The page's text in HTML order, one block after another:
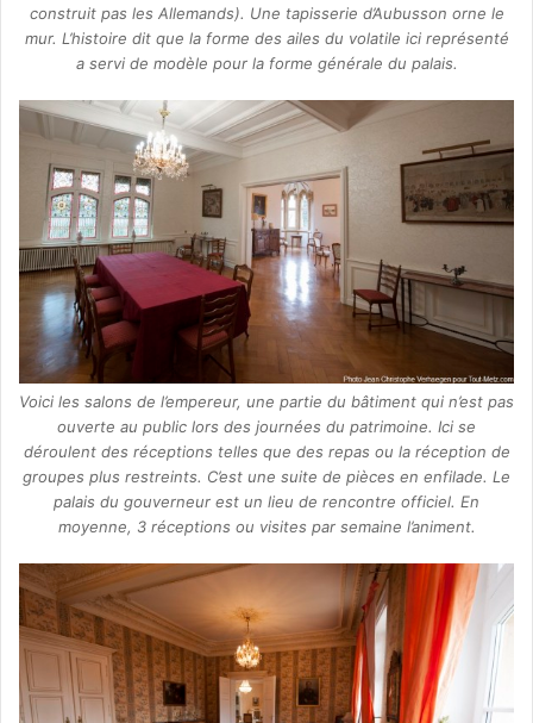
construit pas les Allemands). Une tapisserie d’Aubusson orne le
mur. L’histoire dit que la forme des ailes du volatile ici représenté
a servi de modèle pour la forme générale du palais.
Voici les salons de l’empereur, une partie du bâtiment qui n’est pas
ouverte au public lors des journées du patrimoine. Ici se
déroulent des réceptions telles que des repas ou la réception de
groupes plus restreints. C’est une suite de pièces en enfilade. Le
palais du gouverneur est un lieu de rencontre officiel. En
moyenne, 3 réceptions ou visites par semaine l’animent.